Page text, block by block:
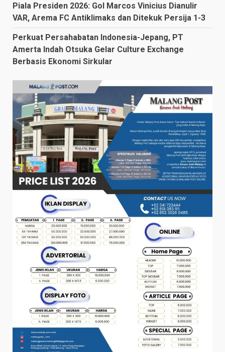
Piala Presiden 2026: Gol Marcos Vinicius Dianulir
VAR, Arema FC Antiklimaks dan Ditekuk Persija 1-3
Perkuat Persahabatan Indonesia-Jepang, PT
Amerta Indah Otsuka Gelar Culture Exchange
Berbasis Ekonomi Sirkular